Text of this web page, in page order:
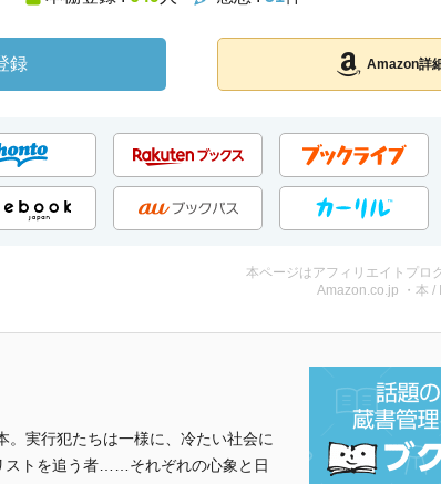
録 Amazon詳
本ページはアフィリエイトプロ
Amazon.co.jp ・本
。実行犯たちは一様に、冷たい社会に
ストを追う者……それぞれの心象と日